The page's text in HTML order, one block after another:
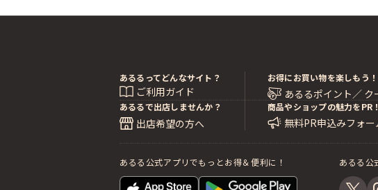
あるるってどんなサイト？
ご利用ガイド
お得にお買い物を楽しもう！
あるるポイント／ ク
あるるで出店しませんか？
出店希望の方へ
商品やショップの魅力をPR！
無料PR申込みフォー
あるる公式アプリでもっとお得＆便利に！ あるる公